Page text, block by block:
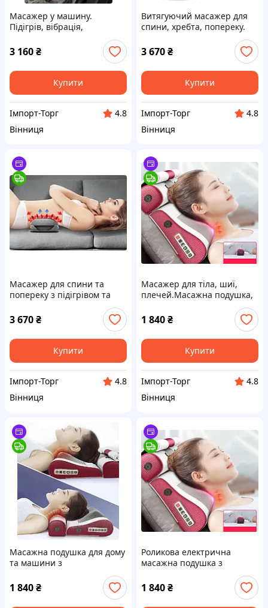
Масажер у машину.
Підігрів, вібрація,
Преміум якість!
3 160₴
Купити
Імпорт-Торг
4.8
Вінниця
Витягуючий масажер для
спини, хребта, попереку.
Масаж, підігрів, вібрація.
Преміум якість!
3 670₴
Купити
Імпорт-Торг
4.8
Вінниця
Масажер для спини та
попереку з підігрівом та
вібрацією. Преміум якість!
3 670₴
Купити
Імпорт-Торг
4.8
Вінниця
Масажер для тіла, шиї,
плечей.Масажна подушка,
підігрівом, ароматизацією
1 840₴
Купити
Імпорт-Торг
4.8
Вінниця
Масажна подушка для дому
та машини з
ароматизацією, масажер
для шиї, голови, плечей.
1 840₴
Роликова електрична
масажна подушка з
підігрівом, ароматизацією,
масажер для шиї, голови,
плечей
1 840₴